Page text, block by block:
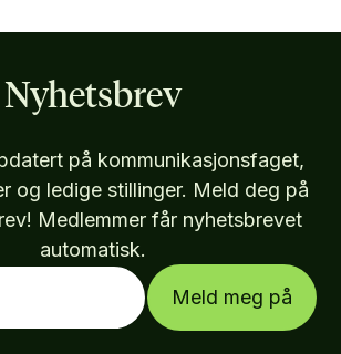
Nyhetsbrev
på kommunikasjonsfaget,
og ledige stillinger. Meld deg på
Medlemmer får nyhetsbrevet
automatisk.
Meld meg på